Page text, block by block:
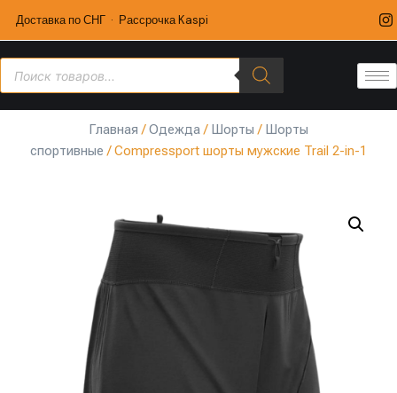
Доставка по СНГ · Рассрочка Kaspi
Главная /Одежда/ Шорты / Шорты
спортивные / Compressport шорты мужские Trail 2-in-1